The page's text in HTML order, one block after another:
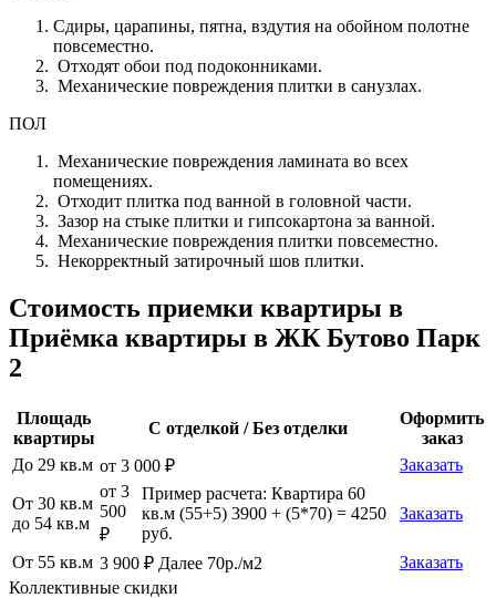
Сдиры, царапины, пятна, вздутия на обойном полотне
повсеместно.
Отходят обои под подоконниками.
Механические повреждения плитки в санузлах.
ПОЛ
Механические повреждения ламината во всех
помещениях.
Отходит плитка под ванной в головной части.
Зазор на стыке плитки и гипсокартона за ванной.
Механические повреждения плитки повсеместно.
Некорректный затирочный шов плитки.
Стоимость приемки квартиры в
Приёмка квартиры в ЖК Бутово Парк
2
Площадь
квартиры
С отделкой / Без отделки
Оформить
заказ
До 29 кв.м от 3 000 ₽ Заказать
От 30 кв.м
до 54 кв.м
от 3
500
₽
Пример расчета: Квартира 60
кв.м (55+5) 3900 + (5*70) = 4250
руб.
Заказать
От 55 кв.м 3 900 ₽ Далее 70р./м2
Заказать
Коллективные скидки